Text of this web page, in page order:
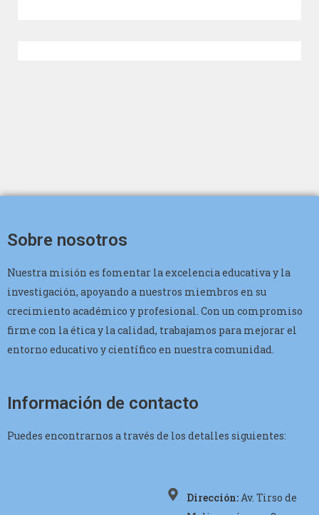
Sobre nosotros
Nuestra misión es fomentar la excelencia educativa y la
investigación, apoyando a nuestros miembros en su
crecimiento académico y profesional. Con un compromiso
firme con la ética y la calidad, trabajamos para mejorar el
entorno educativo y científico en nuestra comunidad.
Información de contacto
Puedes encontrarnos a través de los detalles siguientes:
Dirección:Av. Tirso de